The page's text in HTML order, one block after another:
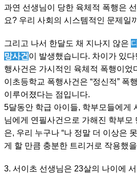
과연 선생님이 당한 육체적 폭행은
요? 우리 사회의 시스템적인 문제일
그리고 나서 한달도 채 지나지 않은
망사건 이 발생했습니다. 차이가 있
행사건은 가시적인 육체적 폭행이었
이초등학교 폭행사건은 “정신적” 폭
이루어졌다는 점입니다.
5달동안 학급 아이들, 학부모들에게
님에게 연필사건으로 가해진 학부모
은, 우리 누구나 “나 정말 더 이상은
게 할 만큼 충분한 트리거로 작용했
3. 서이초 선생님은 23살의 나이에